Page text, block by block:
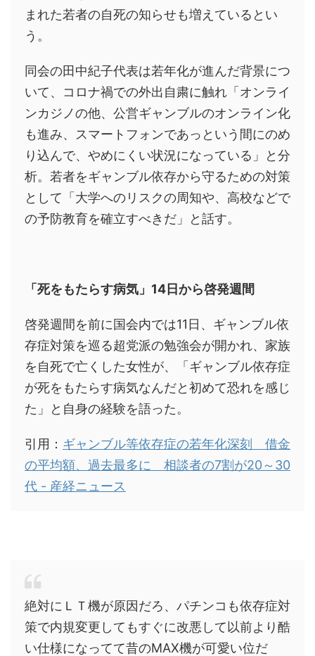
まれた若者の自死の知らせも増えているとい
う。
同会の田中紀子代表は若年化が進んだ背景につ
いて、コロナ禍での外出自粛に触れ「オンライ
ンカジノの他、公営ギャンブルのオンライン化
も進み、スマートフォンであっという間にのめ
り込んで、やめにくい状況になっている」と分
析。若者をギャンブル依存から守るための対策
として「大学へのリスクの周知や、高校などで
の予防教育を確立すべきだ」と話す。
「死をもたらす病気」14日から啓発週間
啓発週間を前に国会内では11日、ギャンブル依
存症対策を巡る超党派の勉強会が開かれ、家族
を自死で亡くした女性が、「ギャンブル依存症
が死をもたらす病気なんだと初めて恐れを感じ
た」と自身の経験を語った。
引用： ギャンブル等依存症の若年化深刻 借金
の平均額、過去最多に 相談者の7割が20～30
代 - 産経ニュース
絶対にＬＴ機が原因だろ、パチンコも依存症対
策で内規変更してもすぐに改悪して以前より酷
い仕様になってて昔のMAX機が可愛い位だ